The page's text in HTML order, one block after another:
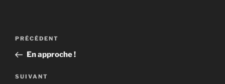
Navigation
l’article
Article
précédent
PRÉCÉDENT
En approche !
Article
SUIVANT